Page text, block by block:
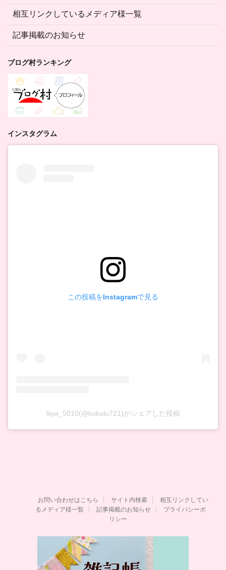
相互リンクしているメディア様一覧
記事掲載のお知らせ
ブログ村ランキング
インスタグラム
この投稿をInstagramで見る
liiya_5010(@kukulu721)がシェアした投稿
お問い合わせはこちら サイト内検索
相互リンクしてい
るメディア様一覧
記事掲載のお知らせ
プライバシーポ
リシー